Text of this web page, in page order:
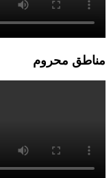
مناطق محروم